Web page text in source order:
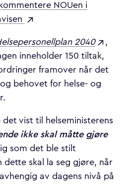
kommentere NOUen i
2040
,
inneholder 150 tiltak,
framover når det
behovet for helse- og
vist til helseministerens
ikke skal måtte gjøre
som det ble stilt
dette skal la seg gjøre, når
av dagens nivå på